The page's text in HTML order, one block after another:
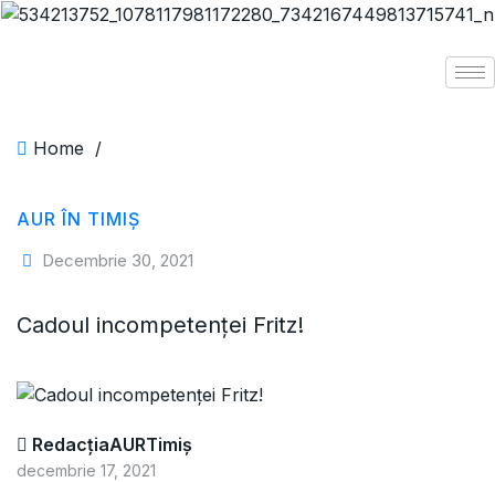
Home /
AUR ÎN TIMIȘ
Decembrie 30, 2021
Cadoul incompetenței Fritz!
RedacțiaAURTimiș
decembrie 17, 2021